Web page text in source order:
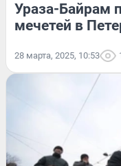
Ураза-Байрам
мечетей в
28 марта, 2025, 10:53